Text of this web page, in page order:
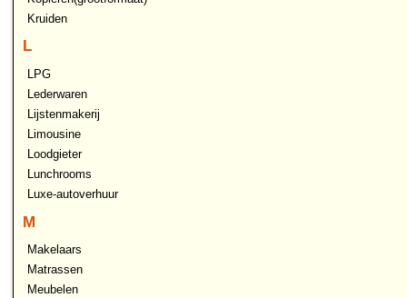
Kruiden
L
LPG
Lederwaren
Lijstenmakerij
Limousine
Loodgieter
Lunchrooms
Luxe-autoverhuur
M
Makelaars
Matrassen
Meubelen